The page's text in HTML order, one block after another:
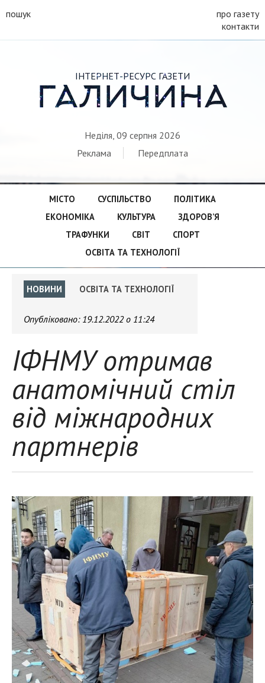
пошук
про газету
контакти
ІНТЕРНЕТ-РЕСУРС ГАЗЕТИ
ГАЛИЧИНА
Неділя, 09 серпня 2026
Реклама
Передплата
МІСТО СУСПІЛЬСТВО
ПОЛІТИКА
ЕКОНОМІКА
КУЛЬТУРА
ЗДОРОВ’Я
ТРАФУНКИ
СВІТ
СПОРТ
ОСВІТА ТА ТЕХНОЛОГІЇ
НОВИНИ ОСВІТА ТА ТЕХНОЛОГІЇ
Опубліковано: 19.12.2022 о 11:24
ІФНМУ отримав
анатомічний стіл
від міжнародних
партнерів